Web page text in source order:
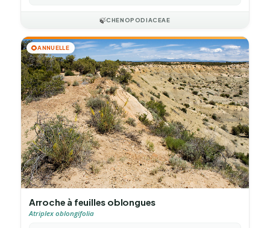
🍃CHENOPODIACEAE
🌻ANNUELLE
Arroche à feuilles oblongues
Atriplex oblongifolia